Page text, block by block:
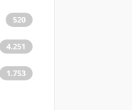
520
4.251
1.753